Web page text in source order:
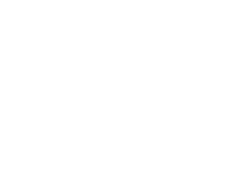
mycluster/1bf6e7c0-0f01-